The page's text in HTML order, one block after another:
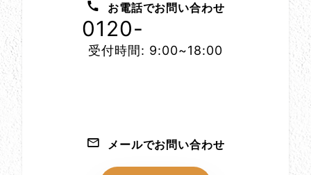
お電話でお問い合わせ
0120-
受付時間: 9:00~18:00
メールでお問い合わせ